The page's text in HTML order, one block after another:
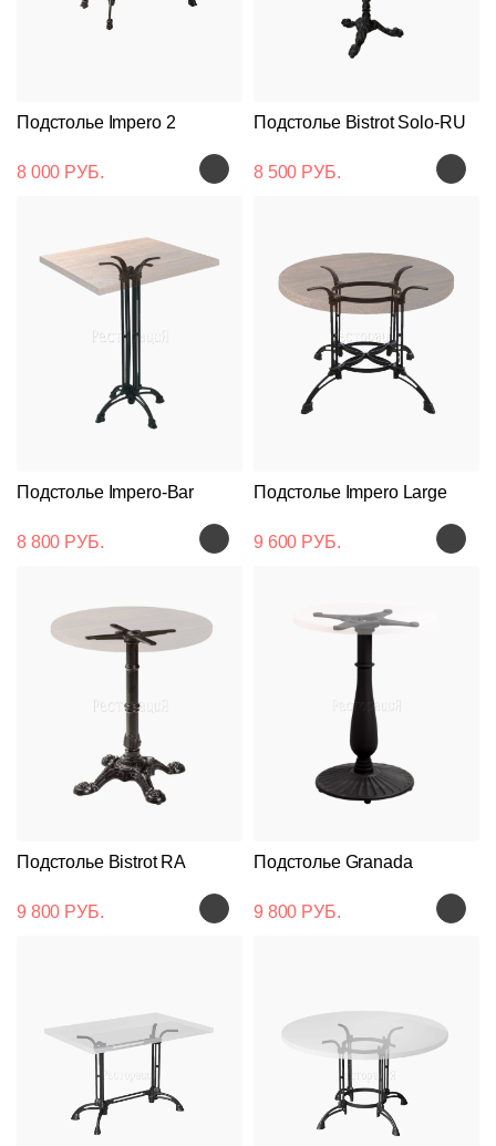
Подстолье Impero 2
8 000 РУБ.
Подстолье Bistrot Solo-RU
8 500 РУБ.
Подстолье Impero-Bar
8 800 РУБ.
Подстолье Impero Large
9 600 РУБ.
Подстолье Bistrot RА
9 800 РУБ.
Подстолье Granada
9 800 РУБ.